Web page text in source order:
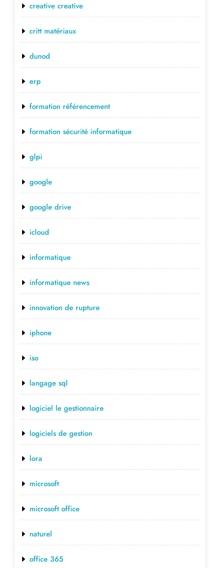
creative creative
critt matériaux
dunod
erp
formation référencement
formation sécurité informatique
glpi
google
google drive
icloud
informatique
informatique news
innovation de rupture
iphone
iso
langage sql
logiciel le gestionnaire
logiciels de gestion
lora
microsoft
microsoft office
naturel
office 365